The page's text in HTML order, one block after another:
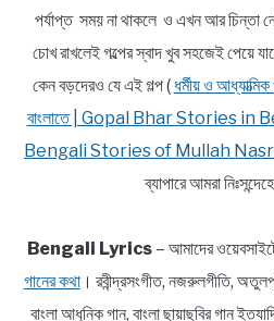
পর্যাপ্ত সময় না থাকলে ও এখন আর চিন্তা
চোখ রাখলেই গল্পের স্বাদ খুব সহজেই পেয়ে
কেন বড়দেরও যে এই গল্প ( ধর্মীয় ও
বাংলাতে | Gopal Bhar Stories in
Bengali Stories of Mullah
ব্যাপারে আমরা
Bengali Lyrics – আমাদের
গানের কথা। রবীন্দ্রসংগীত, নজরুলগীতি,
বাংলা আধুনিক গান, বাংলা ছায়াছবির গান